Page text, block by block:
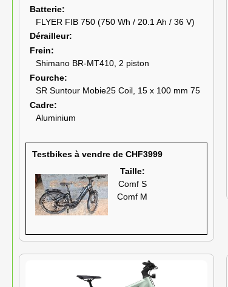
Batterie
FLYER FIB 750 (750 Wh / 20.1 Ah / 36 V)
Dérailleur
Frein
Shimano BR-MT410, 2 piston
Fourche
SR Suntour Mobie25 Coil, 15 x 100 mm 75
Cadre
Aluminium
Testbikes à vendre de CHF3999
Taille:
Comf S
Comf M